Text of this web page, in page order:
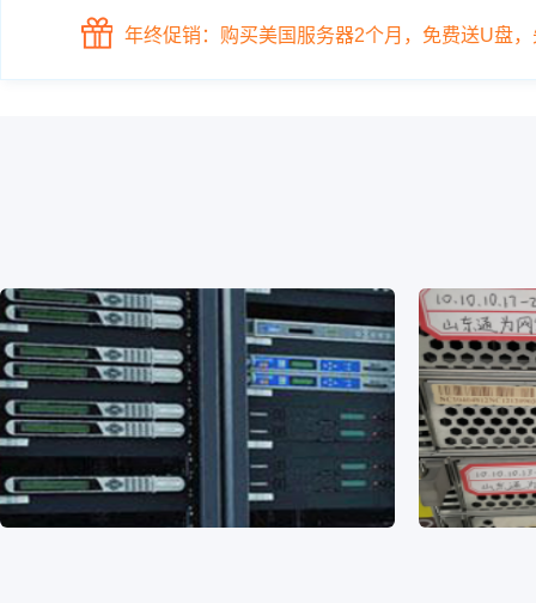
年终促销：购买美国服务器2个月，免费送U盘